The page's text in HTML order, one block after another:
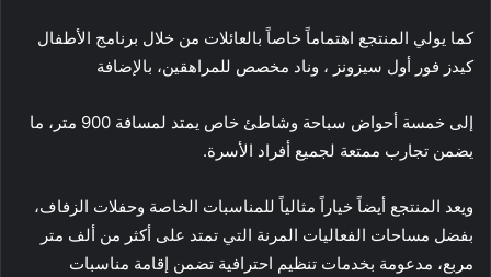
كما يولي المنتجع اهتماماً خاصاً بالعائلات من خلال برنامج الأطفال
كيدز فور أول سيزونز ، وناد مخصص للمراهقين، بالإضافة
إلى خمسة أحواض سباحة وشاطئ خاص يمتد لمسافة 900 متر، ما
يضمن تجارب ممتعة لجميع أفراد الأسرة.
ويعد المنتجع أيضاً خياراً مثالياً للمناسبات الخاصة وحفلات الزفاف،
بفضل مساحات الفعاليات المرنة التي تمتد على أكثر من ألف متر
مربع، مدعومة بخدمات تنظيم احترافية تضمن إقامة مناسبات